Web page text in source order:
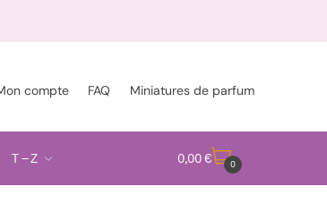
compte FAQ Miniatures de parfum
T – Z 0,00 € 0